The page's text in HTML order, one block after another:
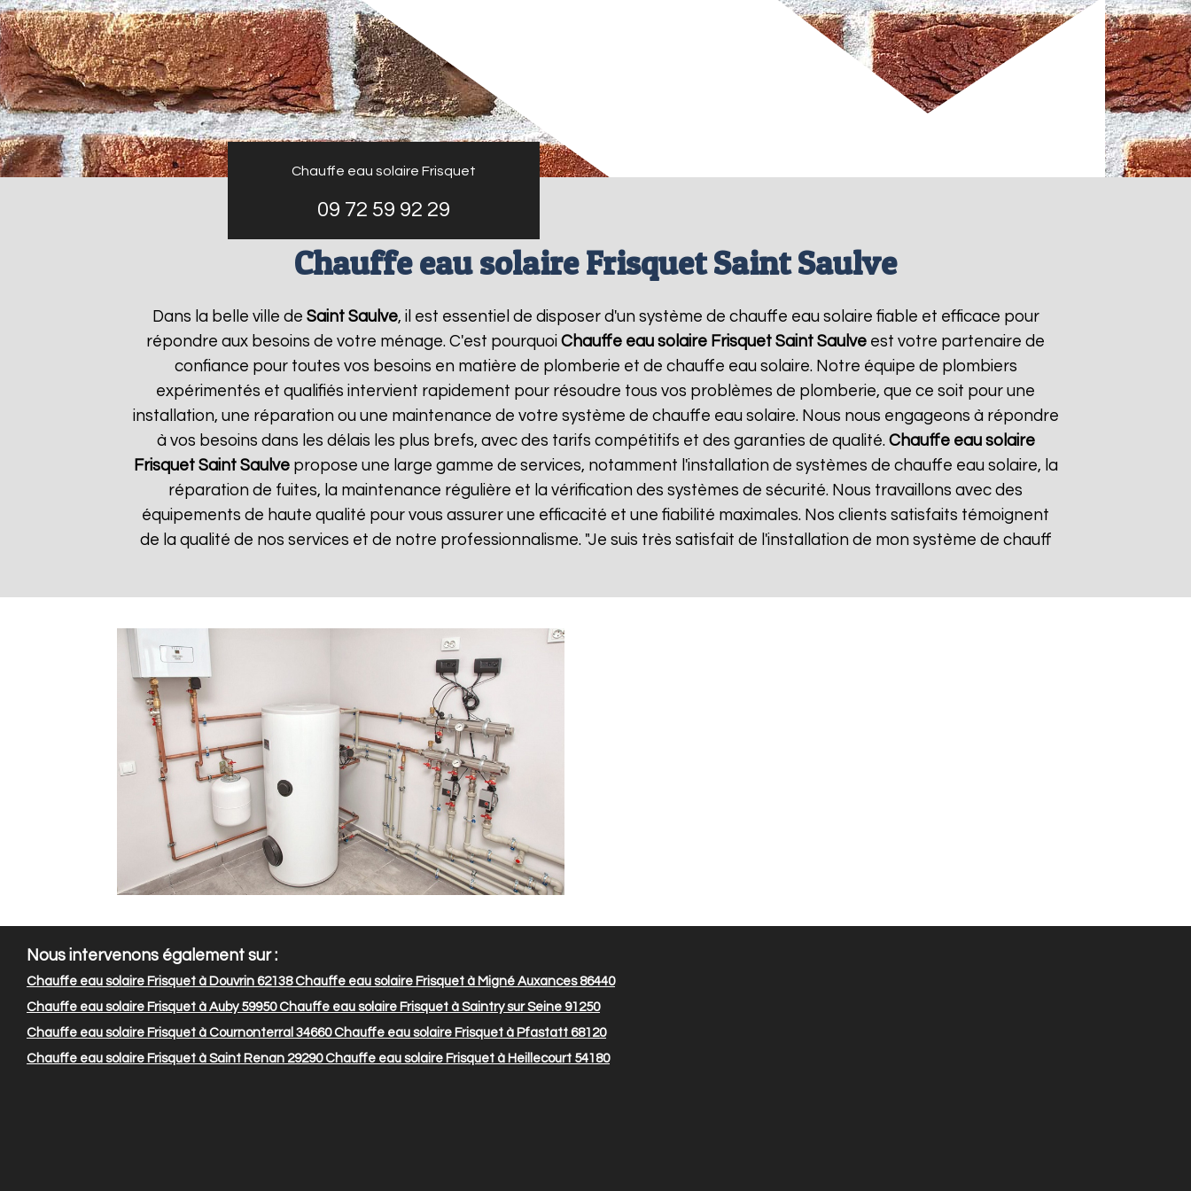
Chauffe eau solaire Frisquet
09 72 59 92 29
Chauffe eau solaire Frisquet Saint Saulve
Dans la belle ville de Saint Saulve, il est essentiel de disposer d'un système de chauffe eau solaire fiable et efficace pour
répondre aux besoins de votre ménage. C'est pourquoi Chauffe eau solaire Frisquet Saint Saulve est votre partenaire de
confiance pour toutes vos besoins en matière de plomberie et de chauffe eau solaire. Notre équipe de plombiers
expérimentés et qualifiés intervient rapidement pour résoudre tous vos problèmes de plomberie, que ce soit pour une
installation, une réparation ou une maintenance de votre système de chauffe eau solaire. Nous nous engageons à répondre
à vos besoins dans les délais les plus brefs, avec des tarifs compétitifs et des garanties de qualité. Chauffe eau solaire
Frisquet Saint Saulvepropose une large gamme de services, notamment l'installation de systèmes de chauffe eau solaire, la
réparation de fuites, la maintenance régulière et la vérification des systèmes de sécurité. Nous travaillons avec des
équipements de haute qualité pour vous assurer une efficacité et une fiabilité maximales. Nos clients satisfaits témoignent
de la qualité de nos services et de notre professionnalisme. "Je suis très satisfait de l'installation de mon système de chauff
Nous intervenons également sur :
Chauffe eau solaire Frisquet à Douvrin 62138Chauffe eau solaire Frisquet à Migné Auxances 86440
Chauffe eau solaire Frisquet à Auby 59950Chauffe eau solaire Frisquet à Saintry sur Seine 91250
Chauffe eau solaire Frisquet à Cournonterral 34660Chauffe eau solaire Frisquet à Pfastatt 68120
Chauffe eau solaire Frisquet à Saint Renan 29290Chauffe eau solaire Frisquet à Heillecourt 54180